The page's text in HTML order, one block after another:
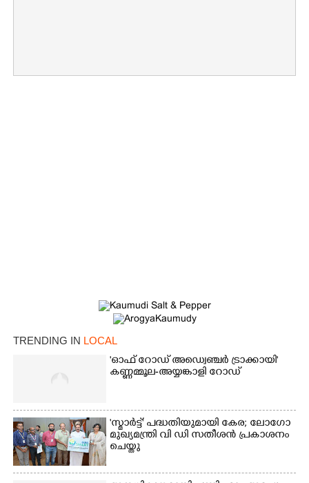
TRENDING IN LOCAL
'ഓഫ് റോഡ് അഡ്വെഞ്ചർ ട്രാക്കായി'
കണ്ണമ്മൂല-അയ്യങ്കാളി റോഡ്
'സ്മാർട്ട്' പദ്ധതിയുമായി കേര; ലോഗോ
മുഖ്യമന്ത്രി വി ഡി സതീശൻ പ്രകാശനം
ചെയ്തു